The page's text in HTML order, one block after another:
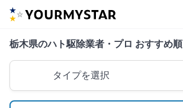
栃木県のハト駆除業者・プロ おすすめ順
タイプを選択